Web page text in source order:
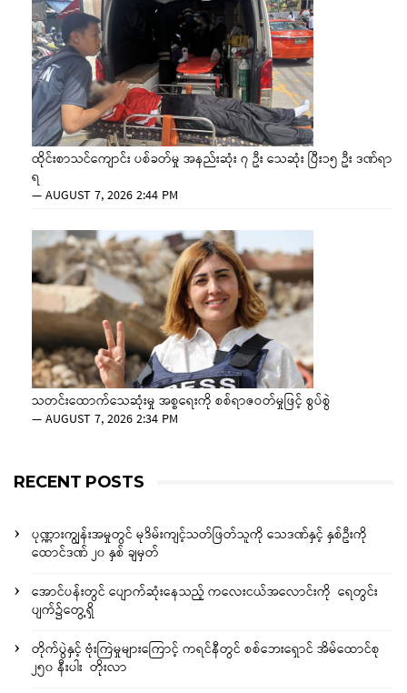
ထိုင်းစာသင်ကျောင်း ပစ်ခတ်မှု အနည်းဆုံး ၇ ဦး သေဆုံး ပြီး၁၅ ဦး ဒဏ်ရာ
ရ
—AUGUST 7, 2026 2:44 PM
သတင်းထောက်သေဆုံးမှု အစ္စရေးကို စစ်ရာဇဝတ်မှုဖြင့် စွပ်စွဲ
—AUGUST 7, 2026 2:34 PM
RECENT POSTS
ပုဏ္ဏားကျွန်းအမှုတွင် မုဒိမ်းကျင့်သတ်ဖြတ်သူကို သေဒဏ်နှင့် နှစ်ဦးကို
ထောင်ဒဏ် ၂၀ နှစ် ချမှတ်
အောင်ပန်းတွင် ပျောက်ဆုံးနေသည့် ကလေးငယ်အလောင်းကို ရေတွင်း
ပျက်၌တွေ့ရှိ
တိုက်ပွဲနှင့် ဗုံးကြဲမှုများကြောင့် ကရင်နီတွင် စစ်ဘေးရှောင် အိမ်ထောင်စု
၂၅၀ နီးပါး တိုးလာ